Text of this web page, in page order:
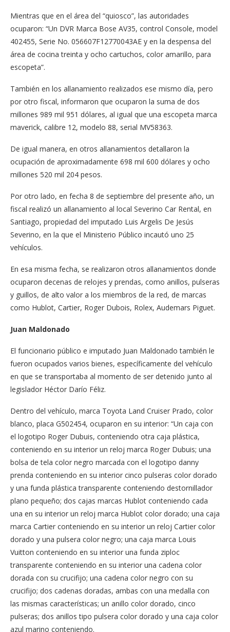
Mientras que en el área del “quiosco”, las autoridades
ocuparon: “Un DVR Marca Bose AV35, control Console, model
402455, Serie No. 056607F12770043AE y en la despensa del
área de cocina treinta y ocho cartuchos, color amarillo, para
escopeta”.
También en los allanamiento realizados ese mismo día, pero
por otro fiscal, informaron que ocuparon la suma de dos
millones 989 mil 951 dólares, al igual que una escopeta marca
maverick, calibre 12, modelo 88, serial MV58363.
De igual manera, en otros allanamientos detallaron la
ocupación de aproximadamente 698 mil 600 dólares y ocho
millones 520 mil 204 pesos.
Por otro lado, en fecha 8 de septiembre del presente año, un
fiscal realizó un allanamiento al local Severino Car Rental, en
Santiago, propiedad del imputado Luis Argelis De Jesús
Severino, en la que el Ministerio Público incautó uno 25
vehículos.
En esa misma fecha, se realizaron otros allanamientos donde
ocuparon decenas de relojes y prendas, como anillos, pulseras
y guillos, de alto valor a los miembros de la red, de marcas
como Hublot, Cartier, Roger Dubois, Rolex, Audemars Piguet.
Juan Maldonado
El funcionario público e imputado Juan Maldonado también le
fueron ocupados varios bienes, específicamente del vehículo
en que se transportaba al momento de ser detenido junto al
legislador Héctor Darío Féliz.
Dentro del vehículo, marca Toyota Land Cruiser Prado, color
blanco, placa G502454, ocuparon en su interior: “Un caja con
el logotipo Roger Dubuis, conteniendo otra caja plástica,
conteniendo en su interior un reloj marca Roger Dubuis; una
bolsa de tela color negro marcada con el logotipo danny
prenda conteniendo en su interior cinco pulseras color dorado
y una funda plástica transparente conteniendo destornillador
plano pequeño; dos cajas marcas Hublot conteniendo cada
una en su interior un reloj marca Hublot color dorado; una caja
marca Cartier conteniendo en su interior un reloj Cartier color
dorado y una pulsera color negro; una caja marca Louis
Vuitton conteniendo en su interior una funda ziploc
transparente conteniendo en su interior una cadena color
dorada con su crucifijo; una cadena color negro con su
crucifijo; dos cadenas doradas, ambas con una medalla con
las mismas características; un anillo color dorado, cinco
pulseras; dos anillos tipo pulsera color dorado y una caja color
azul marino conteniendo.